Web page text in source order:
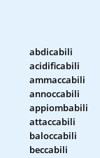
abdicabili
acidificabili
ammaccabili
annoccabili
appiombabili
attaccabili
baloccabili
beccabili